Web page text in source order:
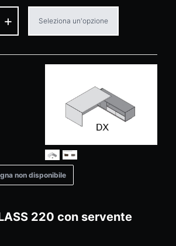
+ Seleziona un'opzione
non disponibile
220 con servente